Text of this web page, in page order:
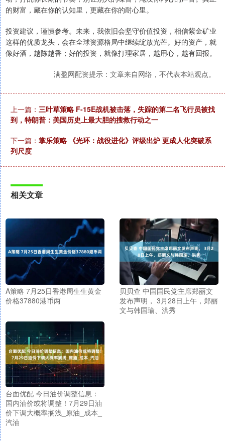
的财富，藏在你的认知里，更藏在你的耐心里。
投资建议，谨慎参考。未来，我依旧会坚守价值投资，相信紫金矿业
这样的优质龙头，会在全球资源格局中继续绽放光芒。好的资产，就
像好酒，越陈越香；好的投资，就像打理家居，越用心，越有回报。
满盈网配资提示：文章来自网络，不代表本站观点。
上一篇： 三叶草策略 F-15E战机被击落，失踪的第二名飞行员被找
到，特朗普：美国历史上最大胆的搜救行动之一
下一篇： 掌乐策略 《光环：战役进化》评级出炉 更成人化突破系
列尺度
相关文章
A策略 7月25日香港周生生黄金
价格37880港币两
贝贝查 中国国民党主席郑丽文
发布声明， 3月28日上午，郑丽
文与韩国瑜、洪秀
台面优配 今日油价调整信息：
国内油价或将调整！7月29日油
价下调大概率搁浅_原油_成本_
汽油